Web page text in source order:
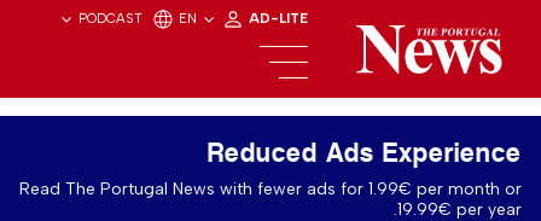
PODCAST EN AD-LITE
Reduced Ads Experience
Read The Portugal News with fewer ads for 1.99€ per month or
19.99€ per year.